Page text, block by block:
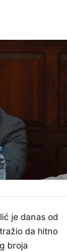
je danas od
da hitno
broja